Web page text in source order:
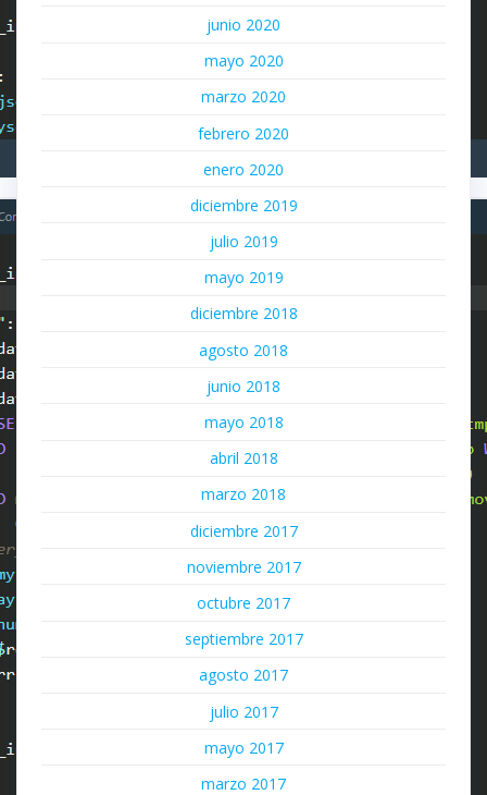
junio 2020
mayo 2020
marzo 2020
febrero 2020
enero 2020
diciembre 2019
julio 2019
mayo 2019
diciembre 2018
agosto 2018
junio 2018
mayo 2018
abril 2018
marzo 2018
diciembre 2017
noviembre 2017
octubre 2017
septiembre 2017
agosto 2017
julio 2017
mayo 2017
marzo 2017